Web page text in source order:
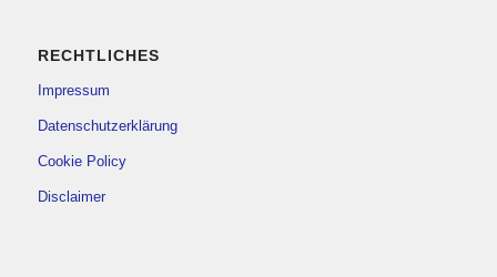
RECHTLICHES
Impressum
Datenschutzerklärung
Cookie Policy
Disclaimer